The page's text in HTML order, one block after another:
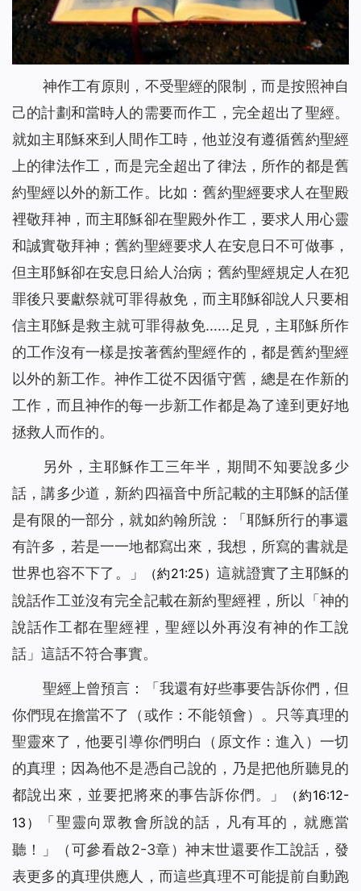
神作工有原則，不受聖經的限制，而是按照神自
己的計劃和當時人的需要而作工，完全超出了聖經。
就如主耶穌來到人間作工時，他並沒有遵循舊約聖經
上的律法作工，而是完全超出了律法，所作的都是舊
約聖經以外的新工作。比如：舊約聖經要求人在聖殿
裡敬拜神，而主耶穌卻在聖殿外作工，要求人用心靈
和誠實敬拜神；舊約聖經要求人在安息日不可做事，
但主耶穌卻在安息日給人治病；舊約聖經規定人在犯
罪後只要獻祭就可罪得赦免，而主耶穌卻說人只要相
信主耶穌是救主就可罪得赦免……足見，主耶穌所作
的工作沒有一樣是按著舊約聖經作的，都是舊約聖經
以外的新工作。神作工從不因循守舊，總是在作新的
工作，而且神作的每一步新工作都是為了達到更好地
拯救人而作的。
另外，主耶穌作工三年半，期間不知要說多少
話，講多少道，新約四福音中所記載的主耶穌的話僅
是有限的一部分，就如約翰所說：「耶穌所行的事還
有許多，若是一一地都寫出來，我想，所寫的書就是
世界也容不下了。」
（約21:25）這就證實了主耶穌的
說話作工並沒有完全記載在新約聖經裡，所以「神的
說話作工都在聖經裡，聖經以外再沒有神的作工說
話」這話不符合事實。
聖經上曾預言：「 我還有好些事要告訴你們，但
你們現在擔當不了
（或作：不能領會） 。只等真理的
聖靈來了，他要引導你們明白
（原文作：進入） 一切
的真理；因為他不是憑自己說的，乃是把他所聽見的
都說出來，並要把將來的事告訴你們。
」
（約16:12-
13）
「 聖靈向眾教會所說的話，凡有耳的，就應當
聽！
」（可參看啟2-3章）神末世還要作工說話，發
表更多的真理供應人，而這些真理不可能提前自動跑